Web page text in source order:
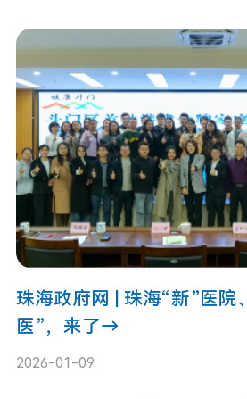
珠海政府网 | 珠海“新”医院
医”，来了→
2026-01-09